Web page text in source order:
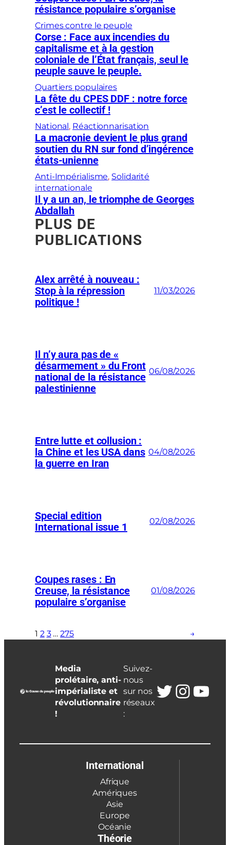
résistance populaire s’organise
Crimes contre le peuple
Corse : Face aux incendies du
capitalisme et à la gestion
coloniale de l’État français, seul le
peuple sauve le peuple.
Quartiers populaires
La fête du CPES DDF : notre force
c’est le collectif !
National, Réactionnarisation
La macronie devient le plus grand
soutien du RN sur fond d’ingérence
états-unienne
Anti-Impérialisme, Solidarité
internationale
Il y a un an, le triomphe de Georges
Abdallah
PLUS DE
PUBLICATIONS
Alex arrêté à nouveau :
Stop à la répression
politique !
11/03/2026
Il n’y aura pas de «
désarmement » du Front
national de la résistance
palestinienne
06/08/2026
Entre lutte et collusion :
la Chine et les USA dans
la guerre en Iran
04/08/2026
Special edition
International issue 1
02/08/2026
Coupes rases : En
Creuse, la résistance
populaire s’organise
01/08/2026
1 2 3 … 275 →
Media
prolétaire, anti-
impérialiste et
révolutionnaire
!
Suivez-
nous
sur nos
réseaux
:
Twitter
International
Afrique
Amériques
Asie
Europe
Océanie
Théorie